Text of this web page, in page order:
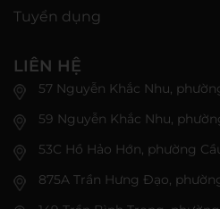
Tuyển dụng
LIÊN HỆ
57 Nguyễn Khắc Nhu,
59 Nguyễn Khắc Nhu,
53C Hồ Hảo Hớn, phường
875A Trần Hưng Đạo,